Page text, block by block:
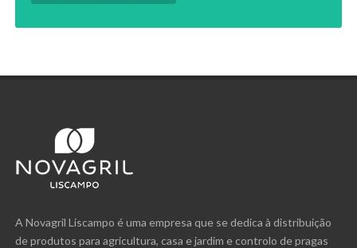
A Novagril Liscampo é uma empresa que se dedica à distribuição
de produtos para agricultura, casa e jardim e controlo de pragas